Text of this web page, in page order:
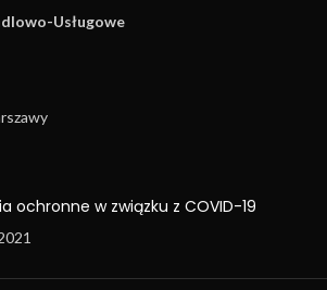
Usługowe
ochronne w związku z COVID-19